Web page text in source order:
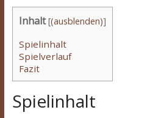
Inhalt [(ausblenden)]
Spielinhalt
Spielverlauf
Fazit
Spielinhalt